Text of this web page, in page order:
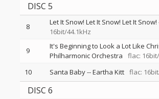
DISC 5
8 Let It Snow! Let It Snow! Let It Snow!
16bit/44.1kHz
9 It's Beginning to Look a Lot Like
Philharmonic Orchestra
flac:
10 Santa Baby--Eartha Kitt flac:
DISC 6